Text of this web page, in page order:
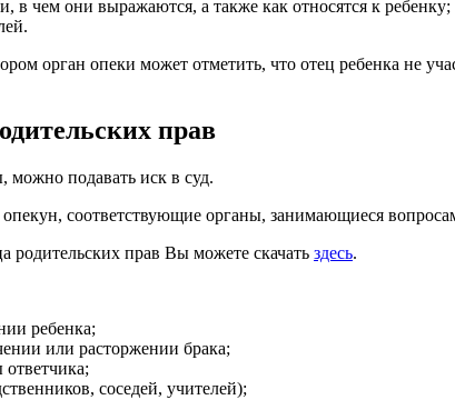
в чем они выражаются, а также как относятся к ребенку;
орган опеки может отметить, что отец ребенка не
прав
можно подавать иск в суд.
соответствующие органы, занимающиеся
родительских прав Вы можете скачать здесь.
ребенка;
или расторжении брака;
соседей, учителей);